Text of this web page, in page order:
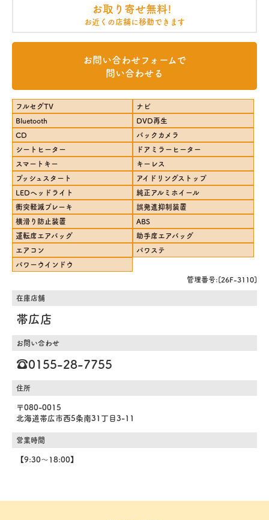
お取り寄せ無料!
お近くの店舗に移動できます
お問い合わせフォームで
問い合わせる
フルセグTV
ナビ
Bluetooth
DVD再生
CD
バックカメラ
シートヒーター
ドアミラーヒーター
スマートキー
キーレス
プッシュスタート
アイドリングストップ
LEDヘッドライト
純正アルミホイール
衝突軽減ブレーキ
誤発進抑制装置
横滑り防止装置
ABS
運転席エアバッグ
助手席エアバッグ
エアコン
パワステ
パワーウインドウ
管理番号:[26F-3110]
在庫店舗
帯広店
お問い合わせ
☎️0155-28-7755
住所
〒080-0015
北海道帯広市西5条南31丁目3-11
営業時間
【9:30～18:00】